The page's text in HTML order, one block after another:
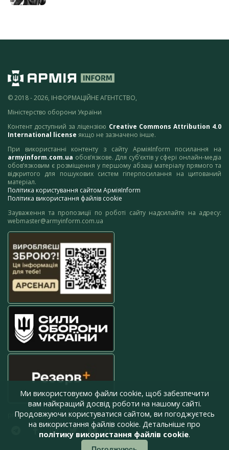
© 2018 - 2026, ІНФОРМАЦІЙНЕ АГЕНТСТВО,
Міністерство оборони України
Контент доступний за ліцензією Creative Commons Attribution 4.0
International license якщо не зазначено інше.
При використанні контенту з сайту АрміяInform посилання на
armyinform.com.ua обов’язкове. Для суб’єктів у сфері онлайн-медіа
обов’язковим є розміщення у першому абзаці матеріалу прямого та
відкритого для пошукових систем гіперпосилання на цитований
матеріал.
Політика користування сайтом АрміяInform
Політика використання файлів cookie
Зауваження та пропозиції по роботі сайту надсилайте на адресу:
webmaster@armyinform.com.ua
press@armyinform.com.ua
Ми використовуємо файли cookie, щоб забезпечити
вам найкращий досвід роботи на нашому сайті.
Продовжуючи користуватися сайтом, ви погоджуєтесь
на використання файлів cookie. Детальніше про
політику використання файлів cookie.